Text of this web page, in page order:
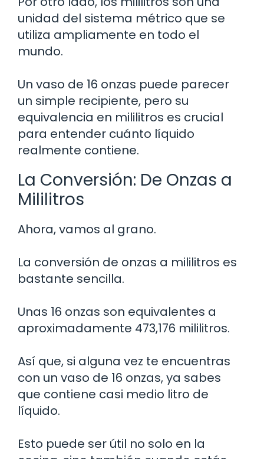
unidad del sistema métrico que se
utiliza ampliamente en todo el
mundo.
Un vaso de 16 onzas puede parecer
un simple recipiente, pero su
equivalencia en mililitros es crucial
para entender cuánto líquido
realmente contiene.
La Conversión: De Onzas a
Mililitros
Ahora, vamos al grano.
La conversión de onzas a mililitros es
bastante sencilla.
Unas 16 onzas son equivalentes a
aproximadamente 473,176 mililitros.
Así que, si alguna vez te encuentras
con un vaso de 16 onzas, ya sabes
que contiene casi medio litro de
líquido.
Esto puede ser útil no solo en la